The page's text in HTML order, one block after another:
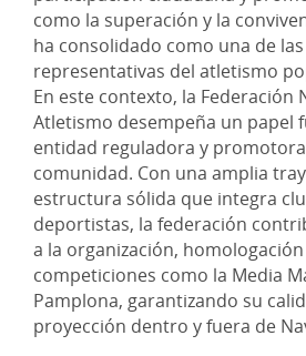
como la superación y la
ha consolidado como una de
representativas del atletismo
En este contexto, la Federación
Atletismo desempeña un papel
entidad reguladora y
comunidad. Con una amplia
estructura sólida que integra
deportistas, la federación
a la organización,
competiciones como la Media
Pamplona, garantizando su
proyección dentro y fuera de